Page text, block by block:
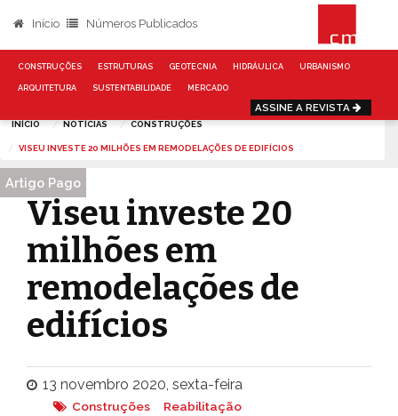
Início Números Publicados
CONSTRUÇÕES ESTRUTURAS GEOTECNIA HIDRÁULICA URBANISMO
ARQUITETURA SUSTENTABILIDADE MERCADO
ASSINE A REVISTA
INÍCIO NOTÍCIAS CONSTRUÇÕES
VISEU INVESTE 20 MILHÕES EM REMODELAÇÕES DE EDIFÍCIOS
Viseu investe 20
milhões em
remodelações de
edifícios
Artigo Pago
13 novembro 2020, sexta-feira
Construções Reabilitação